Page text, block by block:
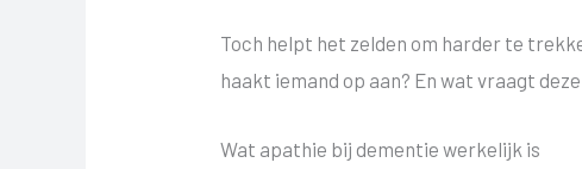
Toch helpt het zelden om harder te
haakt iemand op aan? En wat vraagt
Wat apathie bij dementie werkelijk is